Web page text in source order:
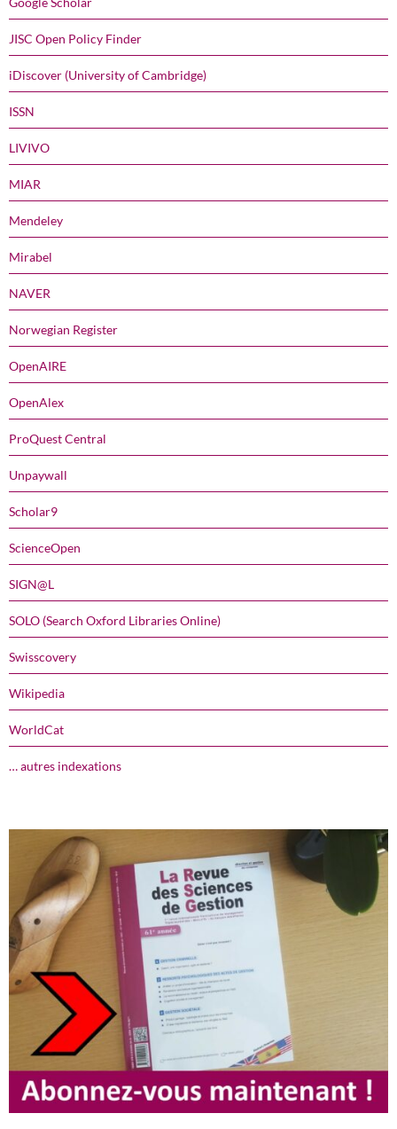
JISC Open Policy Finder
iDiscover (University of Cambridge)
ISSN
LIVIVO
MIAR
Mendeley
Mirabel
NAVER
Norwegian Register
OpenAIRE
OpenAlex
ProQuest Central
Unpaywall
Scholar9
ScienceOpen
SIGN@L
SOLO (Search Oxford Libraries Online)
Swisscovery
Wikipedia
WorldCat
… autres indexations